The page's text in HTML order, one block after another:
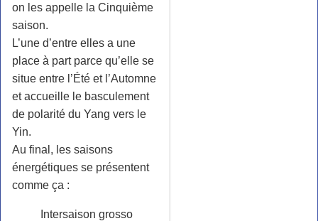
on les appelle la Cinquième
saison.
L’une d’entre elles a une
place à part parce qu’elle se
situe entre l’Été et l’Automne
et accueille le basculement
de polarité du Yang vers le
Yin.
Au final, les saisons
énergétiques se présentent
comme ça :
Intersaison grosso